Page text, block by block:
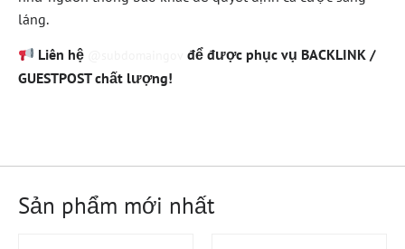
láng.
Liên hệ
để được phục vụ BACKLINK /
GUESTPOST chất lượng!
Sản phẩm mới nhất